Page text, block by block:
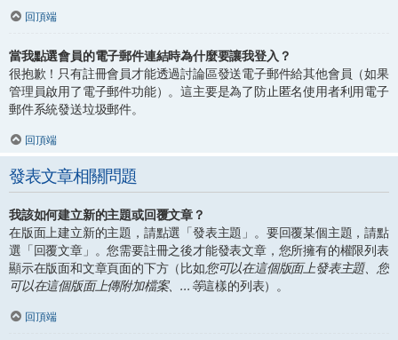
回頂端
當我點選會員的電子郵件連結時為什麼要讓我登入？
很抱歉！只有註冊會員才能透過討論區發送電子郵件給其他會員（如果
管理員啟用了電子郵件功能）。這主要是為了防止匿名使用者利用電子
郵件系統發送垃圾郵件。
回頂端
發表文章相關問題
我該如何建立新的主題或回覆文章？
在版面上建立新的主題，請點選「發表主題」。要回覆某個主題，請點
選「回覆文章」。您需要註冊之後才能發表文章，您所擁有的權限列表
顯示在版面和文章頁面的下方（比如您可以在這個版面上發表主題、您
可以在這個版面上傳附加檔案、...等這樣的列表）。
回頂端